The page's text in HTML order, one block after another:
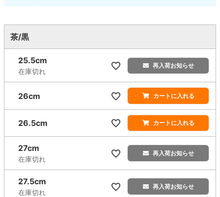
茶/黒
25.5cm
在庫切れ
再入荷お知らせ
26cm カートに入れる
26.5cm カートに入れる
27cm
在庫切れ
再入荷お知らせ
27.5cm
在庫切れ
再入荷お知らせ